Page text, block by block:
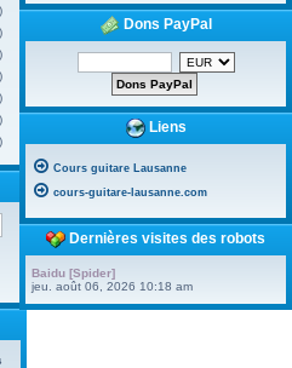
Dons PayPal
Liens
Cours guitare Lausanne
cours-guitare-lausanne.com
Dernières visites des robots
Baidu [Spider]
jeu. août 06, 2026 10:18 am